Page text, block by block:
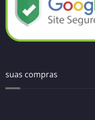
suas compras